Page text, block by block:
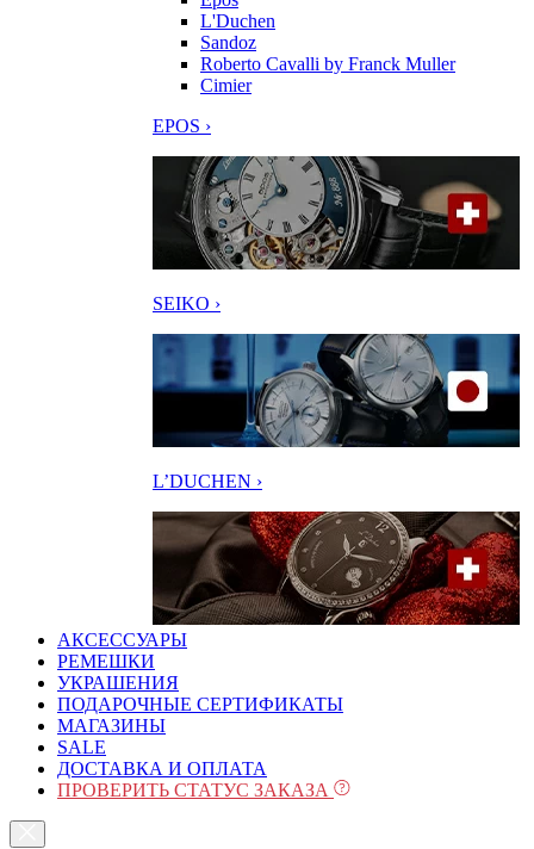
L'Duchen
Sandoz
Roberto Cavalli by Franck Muller
Cimier
EPOS ›
SEIKO ›
L’DUCHEN ›
АКСЕССУАРЫ
РЕМЕШКИ
УКРАШЕНИЯ
ПОДАРОЧНЫЕ СЕРТИФИКАТЫ
МАГАЗИНЫ
SALE
ДОСТАВКА И ОПЛАТА
ПРОВЕРИТЬ СТАТУС ЗАКАЗА